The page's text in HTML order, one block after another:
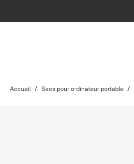
Accueil / Sacs pour ordinateur portable /